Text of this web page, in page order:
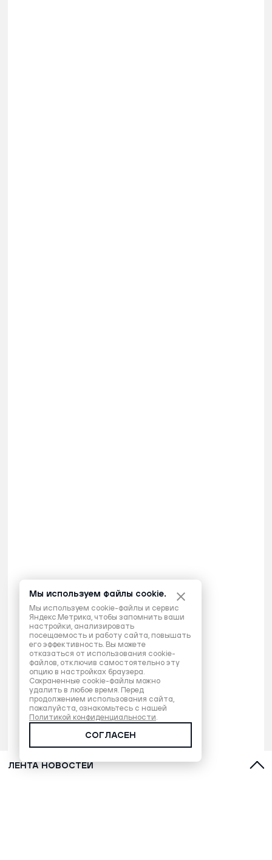
ЛЕНТА НОВОСТЕЙ
Мы используем файлы cookie.
Мы используем cookie-файлы и сервис
Яндекс.Метрика, чтобы запомнить ваши
настройки, анализировать
посещаемость и работу сайта, повышать
его эффективность. Вы можете
отказаться от использования cookie-
файлов, отключив самостоятельно эту
опцию в настройках браузера.
Сохраненные cookie-файлы можно
удалить в любое время. Перед
продолжением использования сайта,
пожалуйста, ознакомьтесь с нашей
Политикой конфиденциальности.
СОГЛАСЕН